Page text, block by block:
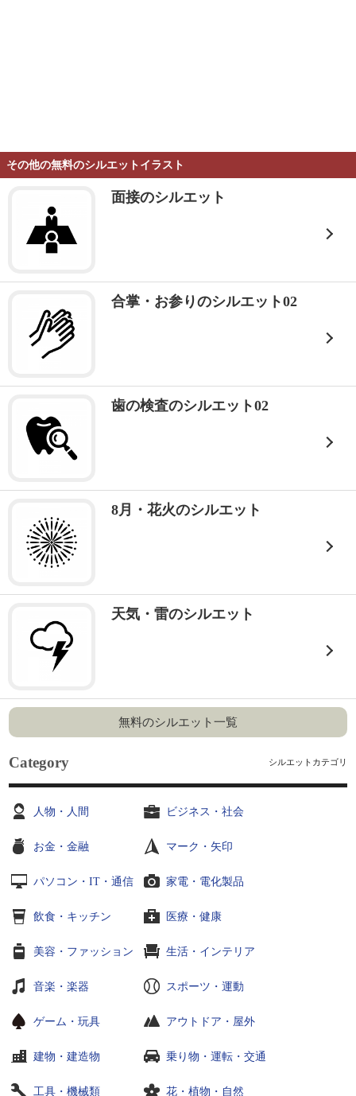
その他の無料のシルエットイラスト
面接のシルエット
合掌・お参りのシルエット02
歯の検査のシルエット02
8月・花火のシルエット
天気・雷のシルエット
無料のシルエット一覧
Category シルエットカテゴリ
人物・人間 ビジネス・社会
お金・金融 マーク・矢印
パソコン・IT・通信 家電・電化製品
飲食・キッチン 医療・健康
美容・ファッション 生活・インテリア
音楽・楽器 スポーツ・運動
ゲーム・玩具 アウトドア・屋外
建物・建造物 乗り物・運転・交通
工具・機械類 花・植物・自然